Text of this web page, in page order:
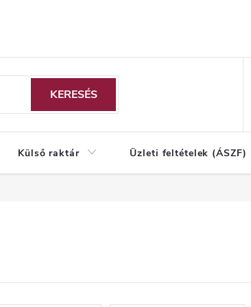
KERESÉS
Külső raktár Üzleti feltételek (ÁSZF)